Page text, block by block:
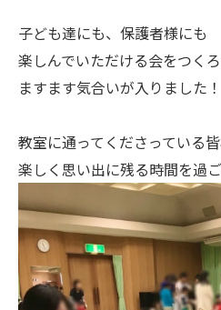
子ども達にも、保護者様にも
楽しんでいただける会をつく
ますます気合いが入りました！
教室に通ってくださっている
楽しく思い出に残る時間を過